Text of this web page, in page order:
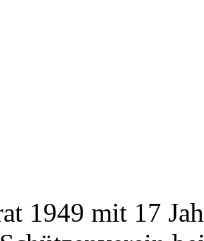
1949 mit 17